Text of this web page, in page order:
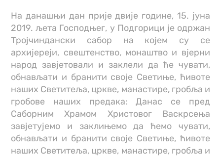
На данашњи дан прије двије године, 15. јуна
2019. љета Господњег, у Подгорици је одржан
Тројчиндански сабор на којем су се
архијереји, свештенство, монаштво и вјерни
народ завјетовали и заклели да ће чувати,
обнављати и бранити своје Светиње, ћивоте
наших Светитеља, цркве, манастире, гробља и
гробове наших предака: Данас се пред
Саборним Храмом Христовог Васкрсења
завјетујемо и заклињемо да ћемо чувати,
обнављати и бранити своје Светиње, ћивоте
наших Светитеља, цркве, манастире, гробља и